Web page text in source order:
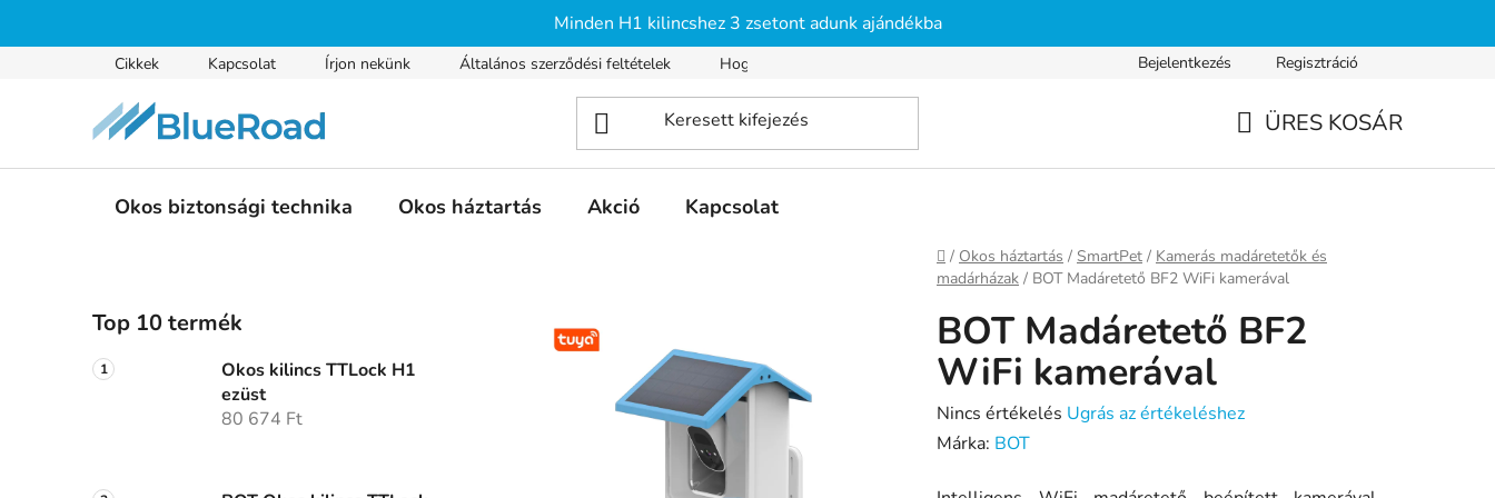
Minden H1 kilincshez 3 zsetont adunk ajándékba
Cikkek Kapcsolat Írjon nekünk Általános szerződési feltételek Hogyan vásárolhatsz? Gyakran ismételt kérdések Adatvédelmi nyilatkozat
Bejelentkezés Regisztráció
ÜRES KOSÁR
Okos biztonsági technika Okos háztartás Akció Kapcsolat
Kezdőlap
/ Okos háztartás / SmartPet / Kamerás madáretetők és
madárházak / BOT Madáretető BF2 WiFi kamerával
l
d
a
Top 10 termék
Okos kilincs TTLock H1
ezüst
80 674 Ft
BOT Madáretető BF2
WiFi kamerával
A
termék
Nincs értékelés Ugrás az értékeléshez
Márka: BOT